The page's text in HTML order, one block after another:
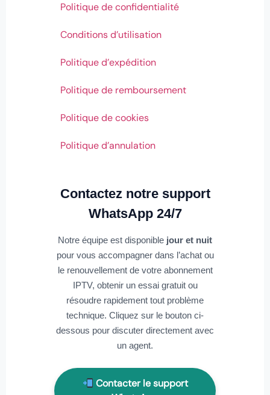
Politique de confidentialité
Conditions d’utilisation
Politique d’expédition
Politique de remboursement
Politique de cookies
Politique d’annulation
Contactez notre support
WhatsApp 24/7
Notre équipe est disponible jour et nuit
pour vous accompagner dans l’achat ou
le renouvellement de votre abonnement
IPTV, obtenir un essai gratuit ou
résoudre rapidement tout problème
technique. Cliquez sur le bouton ci-
dessous pour discuter directement avec
un agent.
Contacter le support